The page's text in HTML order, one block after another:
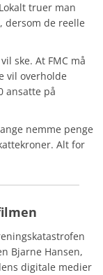
truer man
dersom de reelle
ske. At FMC må
vil overholde
ansatte på
nemme penge
Alt for
Bjarne Hansen,
digitale medier